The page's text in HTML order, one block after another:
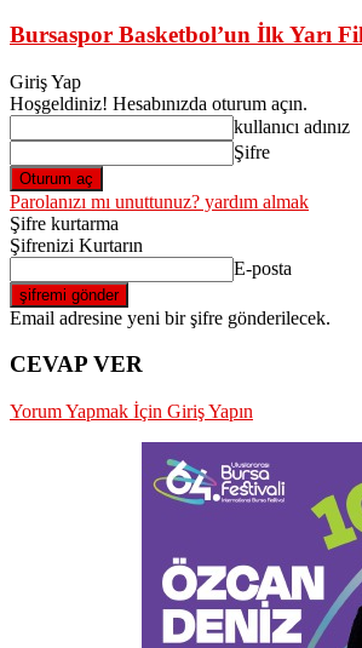
Bursaspor Basketbol’un İlk Yarı
Giriş Yap
Hoşgeldiniz! Hesabınızda oturum açın.
kullanıcı adınız
Şifre
Parolanızı mı unuttunuz? yardım almak
Şifre kurtarma
Şifrenizi Kurtarın
E-posta
Email adresine yeni bir şifre gönderilecek.
CEVAP VER
Yorum Yapmak İçin Giriş Yapın